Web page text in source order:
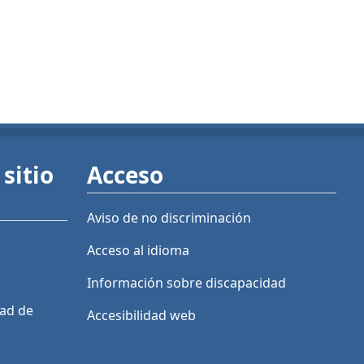
de
Acceso
Aviso de no discriminación
Acceso al idioma
Información sobre discapacidad
Accesibilidad web